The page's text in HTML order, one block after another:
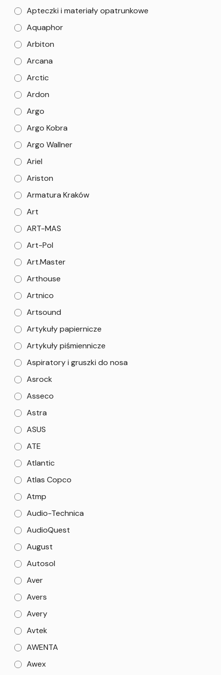
Apteczki i materiały opatrunkowe
Aquaphor
Arbiton
Arcana
Arctic
Ardon
Argo
Argo Kobra
Argo Wallner
Ariel
Ariston
Armatura Kraków
Art
ART-MAS
Art-Pol
Art.Master
Arthouse
Artnico
Artsound
Artykuły papiernicze
Artykuły piśmiennicze
Aspiratory i gruszki do nosa
Asrock
Asseco
Astra
ASUS
ATE
Atlantic
Atlas Copco
Atmp
Audio-Technica
AudioQuest
August
Autosol
Aver
Avers
Avery
Avtek
AWENTA
Awex